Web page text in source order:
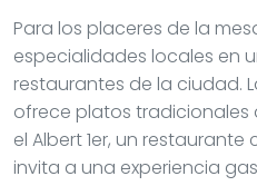
Para los placeres de la
especialidades locales en
restaurantes de la ciudad.
ofrece platos tradicionales
el Albert 1er, un restaurante
invita a una experiencia